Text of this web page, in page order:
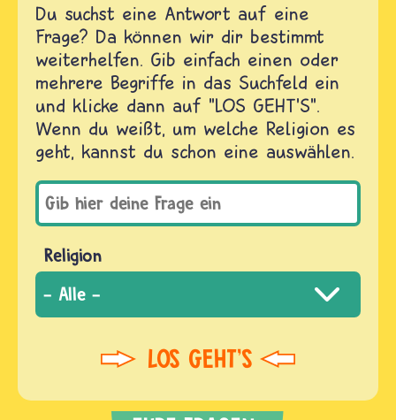
Du suchst eine Antwort auf eine
Frage? Da können wir dir bestimmt
weiterhelfen. Gib einfach einen oder
mehrere Begriffe in das Suchfeld ein
und klicke dann auf "LOS GEHT'S".
Wenn du weißt, um welche Religion es
geht, kannst du schon eine auswählen.
Religion